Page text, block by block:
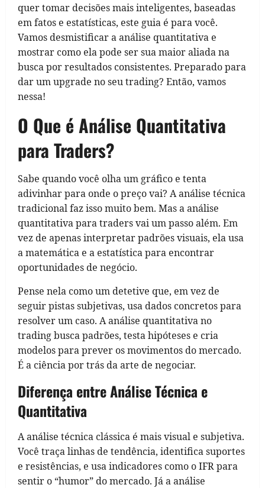
quer tomar decisões mais inteligentes, baseadas
em fatos e estatísticas, este guia é para você.
Vamos desmistificar a análise quantitativa e
mostrar como ela pode ser sua maior aliada na
busca por resultados consistentes. Preparado para
dar um upgrade no seu trading? Então, vamos
nessa!
O Que é Análise Quantitativa
para Traders?
Sabe quando você olha um gráfico e tenta
adivinhar para onde o preço vai? A análise técnica
tradicional faz isso muito bem. Mas a análise
quantitativa para traders vai um passo além. Em
vez de apenas interpretar padrões visuais, ela usa
a matemática e a estatística para encontrar
oportunidades de negócio.
Pense nela como um detetive que, em vez de
seguir pistas subjetivas, usa dados concretos para
resolver um caso. A análise quantitativa no
trading busca padrões, testa hipóteses e cria
modelos para prever os movimentos do mercado.
É a ciência por trás da arte de negociar.
Diferença entre Análise Técnica e
Quantitativa
A análise técnica clássica é mais visual e subjetiva.
Você traça linhas de tendência, identifica suportes
e resistências, e usa indicadores como o IFR para
sentir o “humor” do mercado. Já a análise